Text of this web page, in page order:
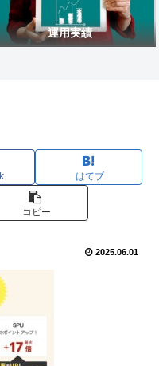
運用実績
はてブ
コピー
2025.06.01